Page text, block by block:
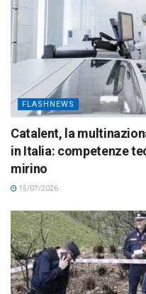
FLASHNEWS
Catalent, la
in Italia: competenze
mirino
15/07/2026